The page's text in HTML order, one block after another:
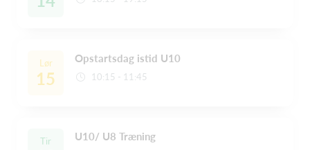
Lør
15
Opstartsdag istid U10
10:15 - 11:45
Tir U10/ U8 Træning